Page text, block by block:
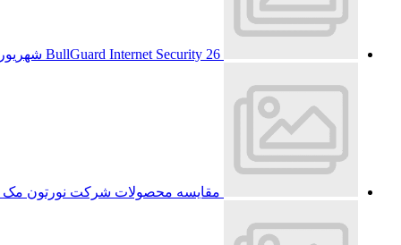
BullGuard Internet Security 26 شهریور 1393
مقایسه محصولات شرکت نورتون مک